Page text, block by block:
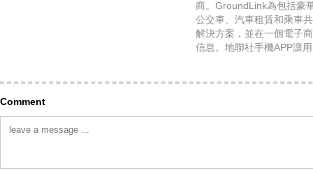
商。GroundLink為包括豪
公交車、汽車租賃和乘車
解決方案，並在一個電子
信息。地聯社手機APP讓
Comment